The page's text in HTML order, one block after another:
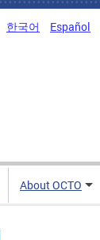
한국어 Español
About OCTO